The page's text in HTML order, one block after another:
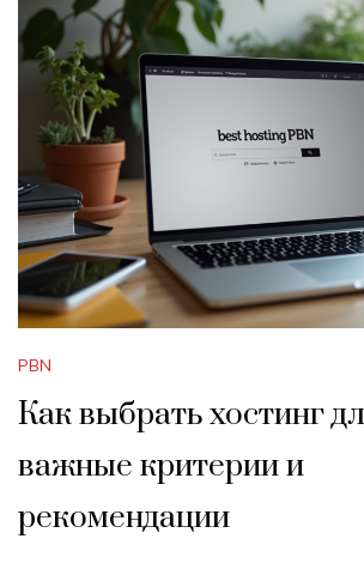
PBN
Как выбрать хостинг
важные критерии и
рекомендации